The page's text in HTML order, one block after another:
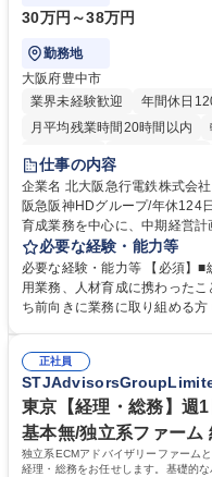
30万円～38万円
勤務地
大阪府豊中市
業界未経験歓迎
年間休日
月平均残業時間20時間以内
退職金あり
土日祝休み
服装自由 昼
仕事の内容
企業名 北大阪急行電鉄株式会社 求人名 【豊中市/総務人事】経験者歓迎！/
阪急阪神HDグループ/年休124日 仕事の内容 当社にて採用関係業務、
育成業務を中心に、中期経営
定、さらに社内の重要会議の運
務全般を担当していただきます。 【主な業務内容】 ■採用関係業務
人材育成(社員研修)業務の推進
投資計画等の策定 ■社内の重要
務人事】経験者歓迎！/阪急阪
必要な経験・能力等
必要な経験・能力等 【必須】
用業務、人材育成に携わったことのある方 【求める人
ち前向きに業務に取り組める
囲のメンバーと協調しつつ主体
歴・資格 学歴：大学院 大学 高
正社員
東京【経理・総務】週
基本無/独立系ファーム
独立系ECMアドバイザリーファーム
経理・総務をお任せします。基礎的